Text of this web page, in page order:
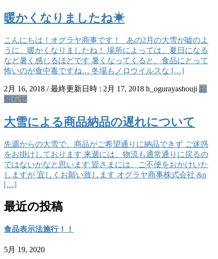
暖かくなりましたね☀
こんにちは！オグラヤ商事です！ あの2月の大雪が嘘のよ
うに、暖かくなりましたね！ 場所によっては、夏日になる
など暑く感じるほどです 暑くなってくると、食品にとって
怖いのが食中毒ですね… 冬場もノロウイルスな […]
2月 16, 2018 / 最終更新日時 : 2月 17, 2018 h_ogurayashouji お
知らせ
大雪による商品納品の遅れについて
先週からの大雪で、商品がご希望通りに納品できず ご迷惑
をお掛けしております 来週には、物流も通常通りに戻るの
ではないかなと思います 皆さまには、ご不便をおかけいた
しますが 宜しくお願い致します オグラヤ商事株式会社 &n
[…]
最近の投稿
食品表示法施行！！
5月 19, 2020